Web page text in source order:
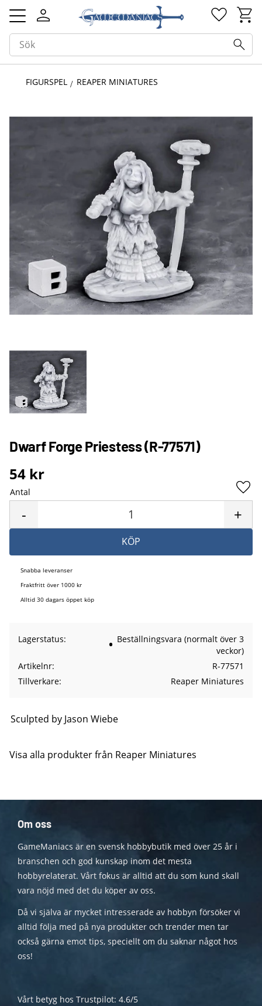
Meny
FIGURSPEL REAPER MINIATURES
Dwarf Forge Priestess (R-77571)
54 kr
Antal
+
-
KÖP
Snabba leveranser
Fraktfritt över 1000 kr
Alltid 30 dagars öppet köp
Lagerstatus
Beställningsvara (normalt över 3
veckor)
Artikelnr
R-77571
Tillverkare
Reaper Miniatures
Sculpted by Jason Wiebe
Visa alla produkter från Reaper Miniatures
Om oss
GameManiacs är en svensk hobbybutik med över 25 år i
branschen och god kunskap inom det mesta
hobbyrelaterat. Vårt fokus är alltid att du som kund skall
vara nöjd med det du köper av oss.
Då vi själva är mycket intresserade av hobbyn försöker vi
alltid följa med på nya produkter och trender men tar
också gärna emot tips, speciellt om du saknar något hos
oss!
Vårt betyg hos Trustpilot: 4.6/5